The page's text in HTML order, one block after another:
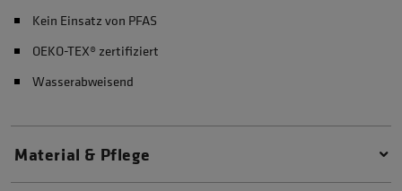
Kein Einsatz von PFAS
OEKO-TEX® zertifiziert
Wasserabweisend
Material & Pflege